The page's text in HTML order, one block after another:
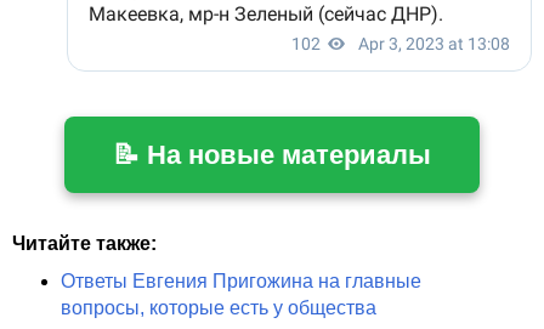
📝 На новые материалы
Читайте также:
Ответы Евгения Пригожина на главные
вопросы, которые есть у общества